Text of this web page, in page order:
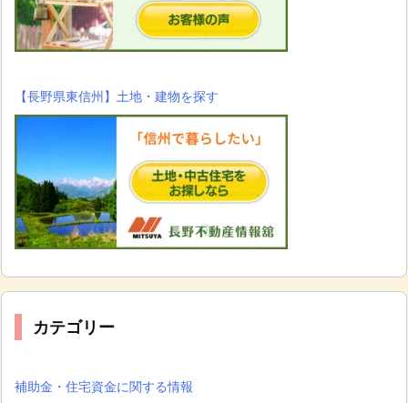
【長野県東信州】土地・建物を探す
カテゴリー
補助金・住宅資金に関する情報